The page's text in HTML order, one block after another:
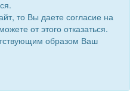
«Информационная сеть RD
то Вы даете согласие на
от этого отказаться.
образом Ваш